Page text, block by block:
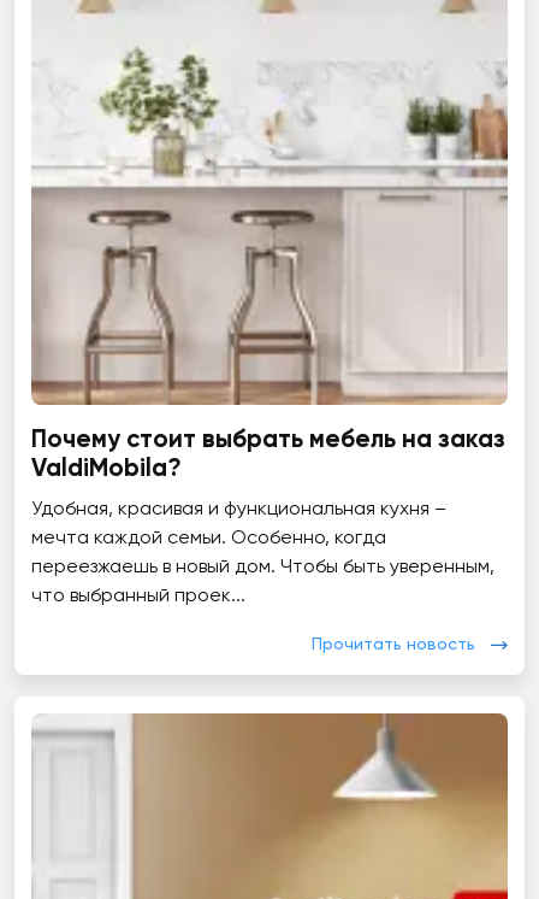
Почему стоит выбрать мебель на заказ
ValdiMobila?
Удобная, красивая и функциональная кухня –
мечта каждой семьи. Особенно, когда
переезжаешь в новый дом. Чтобы быть уверенным,
что выбранный проек...
Прочитать новость